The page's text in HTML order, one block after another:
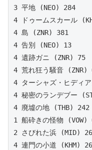
3 平地 (NEO) 284
4 ドゥームスカール
4 島 (ZNR) 381
4 告別 (NEO) 13
4 遺跡ガニ (ZNR) 75
4 荒れ狂う騒音 (ZNR)
4 ターシャズ・ヒディ
4 秘密のランデブー
4 廃墟の地 (THB) 242
1 船砕きの怪物 (VOW)
2 さびれた浜 (MID)
4 連門の小道 (KHM)